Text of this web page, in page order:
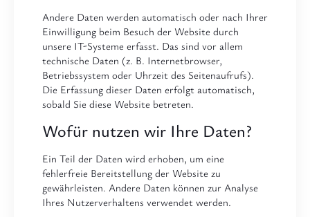
Andere Daten werden automatisch oder nach Ihrer
Einwilligung beim Besuch der Website durch
unsere IT-Systeme erfasst. Das sind vor allem
technische Daten (z. B. Internetbrowser,
Betriebssystem oder Uhrzeit des Seitenaufrufs).
Die Erfassung dieser Daten erfolgt automatisch,
sobald Sie diese Website betreten.
Wofür nutzen wir Ihre Daten?
Ein Teil der Daten wird erhoben, um eine
fehlerfreie Bereitstellung der Website zu
gewährleisten. Andere Daten können zur Analyse
Ihres Nutzerverhaltens verwendet werden.